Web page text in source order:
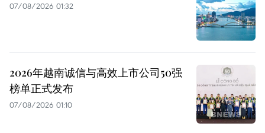
07/08/2026 01:32
2026年越南诚信与高效上市公司50强
榜单正式发布
07/08/2026 01:10